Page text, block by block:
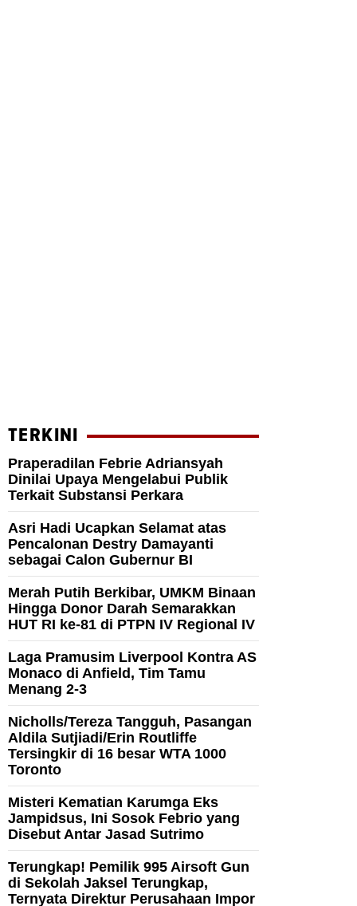
TERKINI
Praperadilan Febrie Adriansyah
Dinilai Upaya Mengelabui Publik
Terkait Substansi Perkara
Asri Hadi Ucapkan Selamat atas
Pencalonan Destry Damayanti
sebagai Calon Gubernur BI
Merah Putih Berkibar, UMKM Binaan
Hingga Donor Darah Semarakkan
HUT RI ke-81 di PTPN IV Regional IV
Laga Pramusim Liverpool Kontra AS
Monaco di Anfield, Tim Tamu
Menang 2-3
Nicholls/Tereza Tangguh, Pasangan
Aldila Sutjiadi/Erin Routliffe
Tersingkir di 16 besar WTA 1000
Toronto
Misteri Kematian Karumga Eks
Jampidsus, Ini Sosok Febrio yang
Disebut Antar Jasad Sutrimo
Terungkap! Pemilik 995 Airsoft Gun
di Sekolah Jaksel Terungkap,
Ternyata Direktur Perusahaan Impor